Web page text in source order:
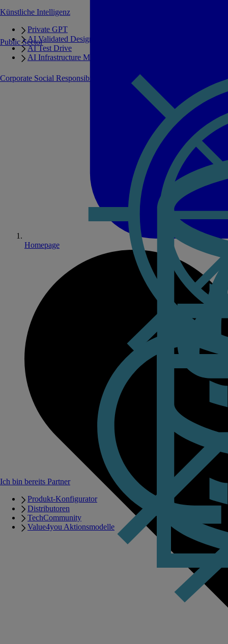
Künstliche Intelligenz
Private GPT
AI Validated Designs
AI Test Drive
AI Infrastructure Manager
Public Sector
Ich bin bereits Partner
Produkt-Konfigurator
Distributoren
TechCommunity
Value4you Aktionsmodelle
Corporate Social Responsibility
Homepage